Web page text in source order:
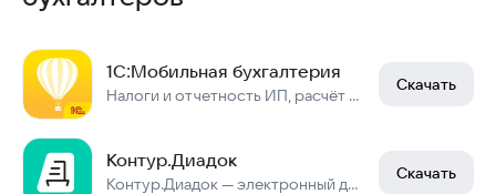
1С:Мобильная бухгалтерия
Налоги и отчетность ИП, расчёт и оплата, УСН или Патент; Самозанятый — чеки
Скачать
Контур.Диадок
Контур.Диадок — электронный документооборот
Скачать